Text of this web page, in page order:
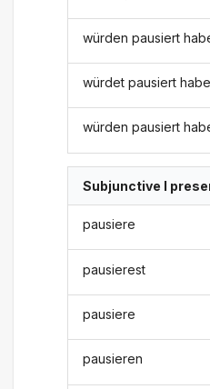
würden pausiert
würdet pausiert
würden pausiert
Subjunctive I
pausiere
pausierest
pausiere
pausieren